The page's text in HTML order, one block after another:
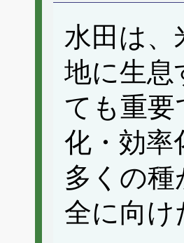
水田は、
地に生息
ても重要
化・効率
多くの
全に向け